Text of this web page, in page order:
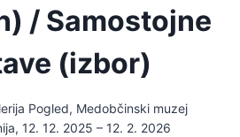
/ Samostojne
(izbor)
Pogled, Medobčinski muzej
12. 12. 2025 – 12. 2. 2026